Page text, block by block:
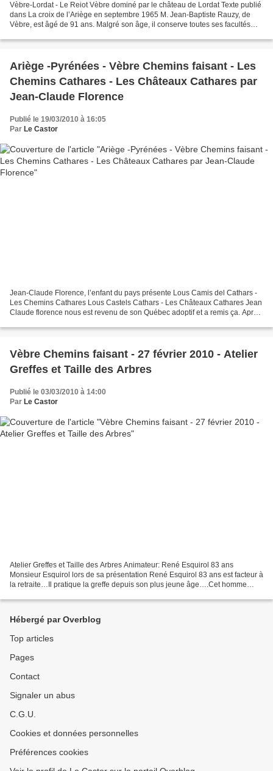
Vèbre-Lordat - Le Reiot Vèbre dominé par le château de Lordat Texte publié
dans La croix de l’Ariège en septembre 1965 M. Jean-Baptiste Rauzy, de
Vèbre, est âgé de 91 ans. Malgré son âge, il conserve toutes ses facultés
Ariège -Pyrénées - Vèbre Chemins faisant - Les
Chemins Cathares - Les Châteaux Cathares par
Jean-Claude Florence
Publié le 19/03/2010 à 16:05
Par Le Castor
Jean-Claude Florence, l’enfant du pays présente Lous Camis del Cathars -
Les Chemins Cathares Lous Castels Cathars - Les Châteaux Cathares Jean
Claude florence nous est revenu de son Québec adoptif et a remis ça. Après
Vèbre Chemins faisant - 27 février 2010 - Atelier
Greffes et Taille des Arbres
Publié le 03/03/2010 à 14:00
Par Le Castor
Atelier Greffes et Taille des Arbres Animateur: René Esquirol 83 ans
Monsieur Esquirol lors de sa présentation René Esquirol 83 ans est facteur à
la retraite…Il pratique la greffe depuis son plus jeune âge….Cet homme
Hébergé par Overblog
Top articles
Pages
Contact
Signaler un abus
C.G.U.
Cookies et données personnelles
Préférences cookies